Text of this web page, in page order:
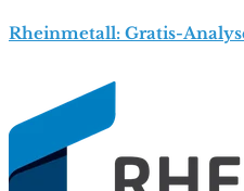
Rheinmetall: Gratis-